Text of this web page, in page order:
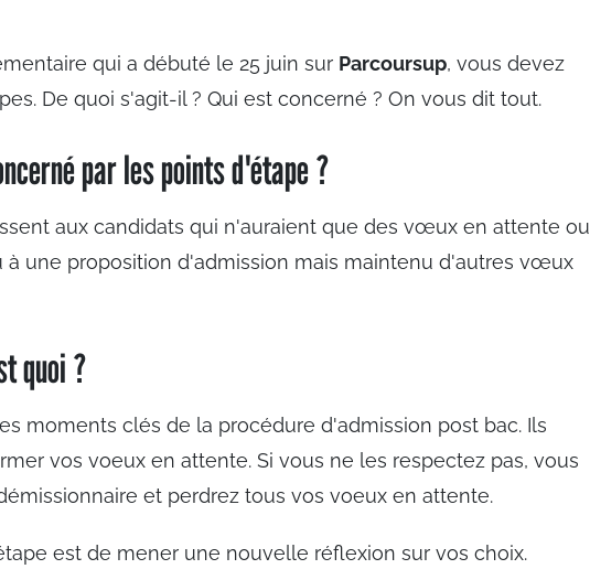
qui a débuté le 25 juin sur Parcoursup, vous devez
De quoi s'agit-il ? Qui est concerné ? On vous dit tout.
par les points d'étape ?
aux candidats qui n'auraient que des vœux en attente ou
à une proposition d'admission mais maintenu d'autres vœux
quoi ?
moments clés de la procédure d'admission post bac. Ils
vos voeux en attente. Si vous ne les respectez pas, vous
et perdrez tous vos voeux en attente.
est de mener une nouvelle réflexion sur vos choix.